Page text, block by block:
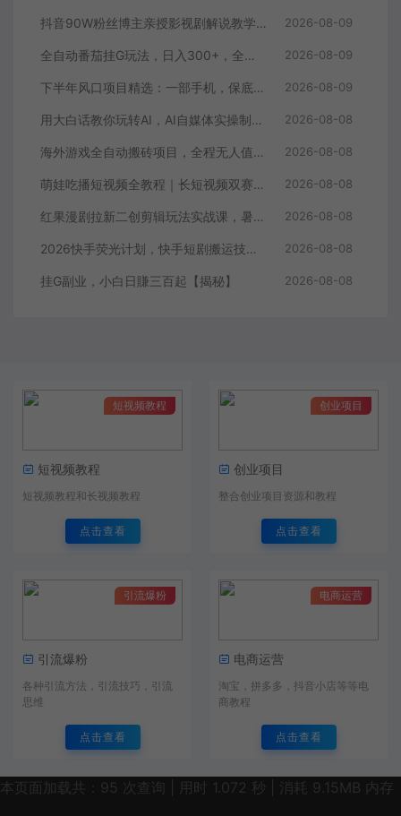
抖音90W粉丝博主亲授影视剧解说教学，选剧选题+文案模板+AI指令+剪辑配音+封面全流程变现，解锁精选独家收益 2026-08-09
全自动番茄挂G玩法，日入300+，全程无需人工，一台电脑即可开展【揭秘】 2026-08-09
下半年风口项目精选：一部手机，保底日入500+，做就有收益，长期稳定！【揭秘】 2026-08-09
用大白话教你玩转AI，AI自媒体实操制作变现，0基础也能上手，从内容到变现 2026-08-08
海外游戏全自动搬砖项目，全程无人值守自动运行，不用熬夜盯盘，轻松实现日入1k【揭秘】 2026-08-08
萌娃吃播短视频全教程｜长短视频双赛道实操，图文+视频零基础保姆式教学，伙伴计划-收徒-商单等多种变现方式 2026-08-08
红果漫剧拉新二创剪辑玩法实战课，暑假躺賺新风口，单个新用户佣金7米，日入4位数（更新0808） 2026-08-08
2026快手荧光计划，快手短剧搬运技术，条条过原创，新号和老号0粉都可以做，有播放量就能賺到钱 2026-08-08
挂G副业，小白日賺三百起【揭秘】 2026-08-08
短视频教程
短视频教程
短视频教程和长视频教程
点击查看
创业项目
创业项目
整合创业项目资源和教程
点击查看
引流爆粉
引流爆粉
各种引流方法，引流技巧，引流
思维
点击查看
电商运营
电商运营
淘宝，拼多多，抖音小店等等电
商教程
点击查看
本页面加载共：95 次查询 | 用时 1.072 秒 | 消耗 9.15MB 内存